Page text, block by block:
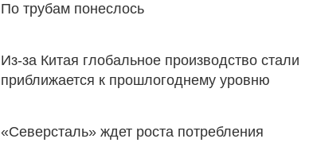
По трубам понеслось
Из-за Китая глобальное производство стали
приближается к прошлогоднему уровню
«Северсталь» ждет роста потребления